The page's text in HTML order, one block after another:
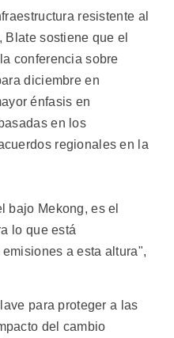
resistente al
sostiene que el
conferencia sobre
diciembre en
énfasis en
en los
regionales en la
bajo Mekong, es el
lo que está
a esta altura",
para proteger a las
del cambio